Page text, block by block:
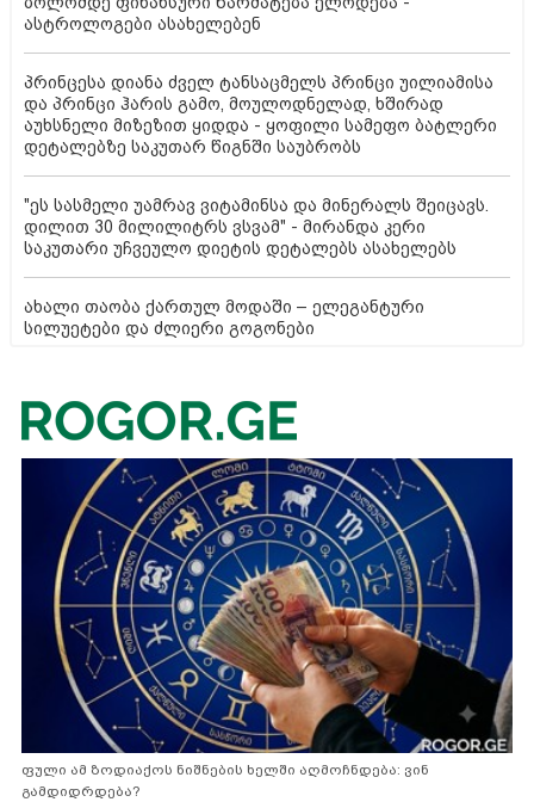
ასტროლოგები ასახელებენ
პრინცესა დიანა ძველ ტანსაცმელს პრინცი უილიამისა
და პრინცი ჰარის გამო, მოულოდნელად, ხშირად
აუხსნელი მიზეზით ყიდდა - ყოფილი სამეფო ბატლერი
დეტალებზე საკუთარ წიგნში საუბრობს
"ეს სასმელი უამრავ ვიტამინსა და მინერალს შეიცავს.
დილით 30 მილილიტრს ვსვამ" - მირანდა კერი
საკუთარი უჩვეულო დიეტის დეტალებს ასახელებს
ახალი თაობა ქართულ მოდაში – ელეგანტური
სილუეტები და ძლიერი გოგონები
ფული ამ ზოდიაქოს ნიშნების ხელში აღმოჩნდება: ვინ
გამდიდრდება?